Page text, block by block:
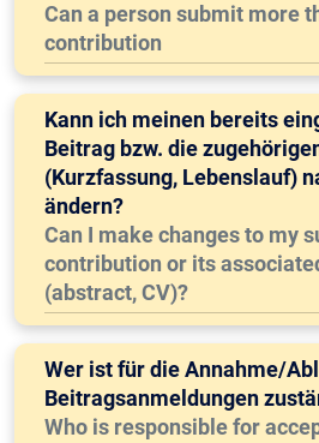
Can a person submit more
contribution
Kann ich meinen bereits
Beitrag bzw. die
(Kurzfassung, Lebenslauf)
ändern?
Can I make changes to my
contribution or its
(abstract, CV)?
Wer ist für die Annahme/
Beitragsanmeldungen
Who is responsible for